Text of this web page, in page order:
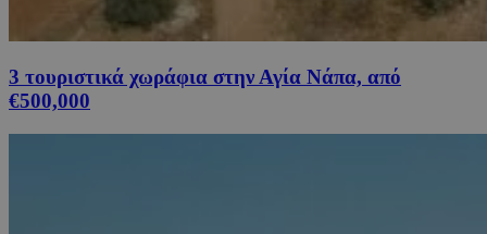
3 τουριστικά χωράφια στην Αγία Νάπα, από
€500,000